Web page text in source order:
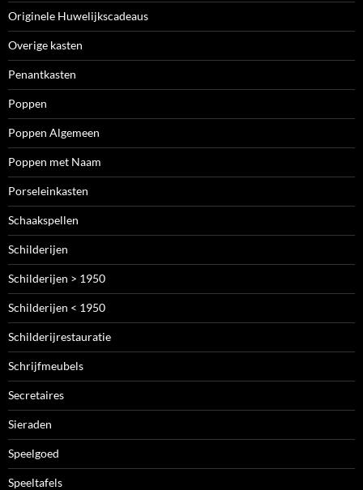
Originele Huwelijkscadeaus
Overige kasten
Penantkasten
Poppen
Poppen Algemeen
Poppen met Naam
Porseleinkasten
Schaakspellen
Schilderijen
Schilderijen > 1950
Schilderijen < 1950
Schilderijrestauratie
Schrijfmeubels
Secretaires
Sieraden
Speelgoed
Speeltafels